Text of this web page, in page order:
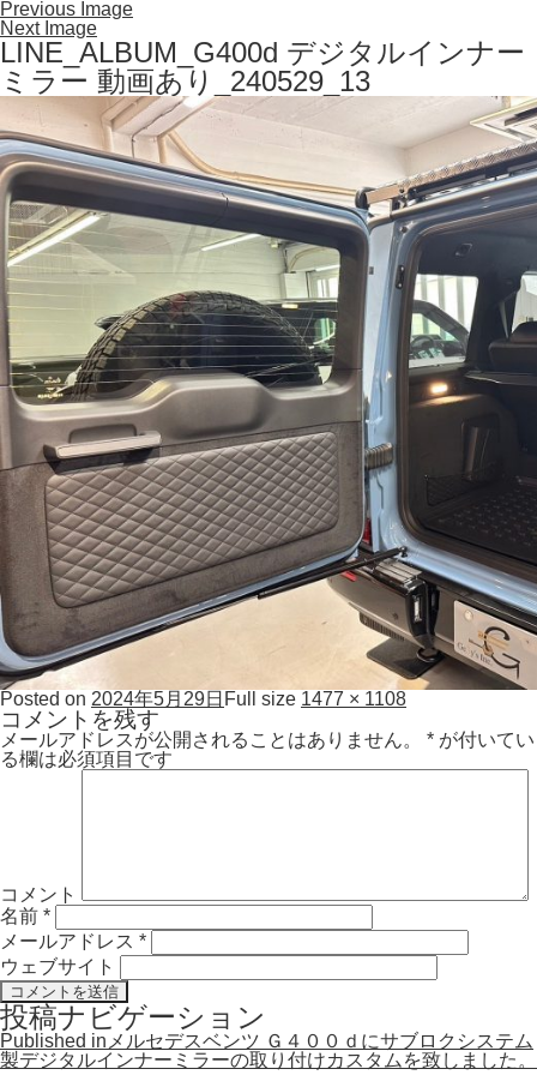
Previous Image
Next Image
LINE_ALBUM_G400d デジタルインナー
ミラー 動画あり_240529_13
Posted on 2024年5月29日 Full size 1477 × 1108
コメントを残す
メールアドレスが公開されることはありません。 * が付いてい
る欄は必須項目です
コメント
名前 *
メールアドレス *
ウェブサイト
投稿ナビゲーション
Published in メルセデスベンツ Ｇ４００ｄにサブロクシステム
製デジタルインナーミラーの取り付けカスタムを致しました。